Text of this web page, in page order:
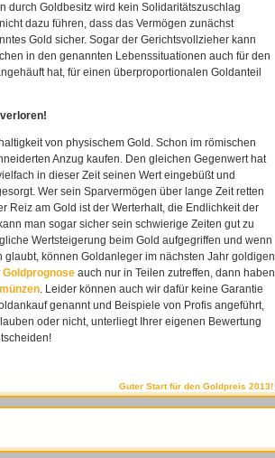
durch Goldbesitz wird kein Solidaritätszuschlag
dazu führen, dass das Vermögen zunächst
Gold sicher. Sogar der Gerichtsvollzieher kann
in den genannten Lebenssituationen auch für den
hat, für einen überproportionalen Goldanteil
von physischem Gold. Schon im römischen
Anzug kaufen. Den gleichen Gegenwert hat
in dieser Zeit seinen Wert eingebüßt und
Wer sein Sparvermögen über lange Zeit retten
Reiz am Gold ist der Werterhalt, die Endlichkeit der
man sogar sicher sein schwierige Zeiten gut zu
Wertsteigerung beim Gold aufgegriffen und wenn
können Goldanleger im nächsten Jahr goldigen
Goldprognose auch nur in Teilen zutreffen, dann haben
. Leider können auch wir dafür keine Garantie
genannt und Beispiele von Profis angeführt,
oder nicht, unterliegt Ihrer eigenen Bewertung
Guter Start für den Goldpreis 2013!